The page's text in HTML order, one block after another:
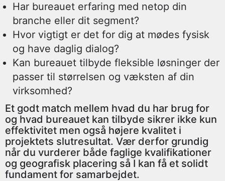
Har bureauet erfaring med netop din
branche eller dit segment?
Hvor vigtigt er det for dig at mødes fysisk
og have daglig dialog?
Kan bureauet tilbyde fleksible løsninger der
passer til størrelsen og væksten af din
virksomhed?
Et godt match mellem hvad du har brug for
og hvad bureauet kan tilbyde sikrer ikke kun
effektivitet men også højere kvalitet i
projektets slutresultat. Vær derfor grundig
når du vurderer både faglige kvalifikationer
og geografisk placering så I kan få et solidt
fundament for samarbejdet.